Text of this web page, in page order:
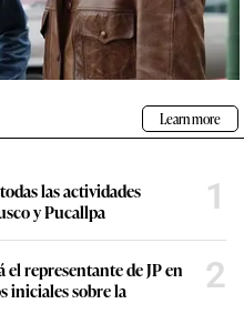
las actividades
y Pucallpa
1
representante de JP en
iniciales sobre la
2